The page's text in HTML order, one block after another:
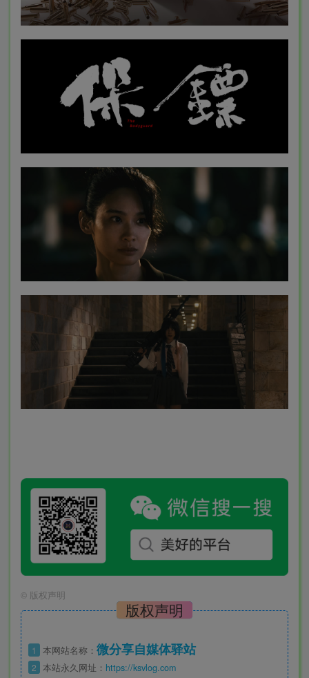
© 版权声明
版权声明
1 本网站名称： 微分享自媒体驿站
2 本站永久网址： https://ksvlog.com